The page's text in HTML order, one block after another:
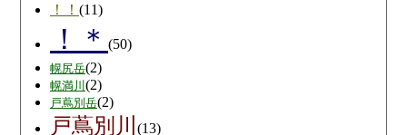
！！ (11)
！＊ (50)
幌尻岳(2)
幌満川 (2)
戸蔦別岳(2)
戸蔦別川 (13)